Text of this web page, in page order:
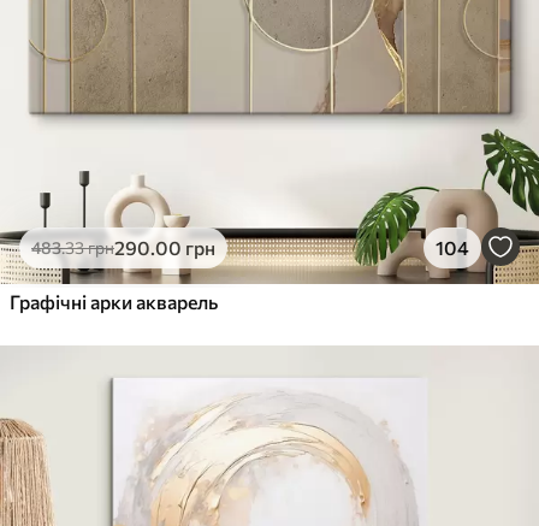
483.33грн290.00 грн 104
Графічні арки акварель